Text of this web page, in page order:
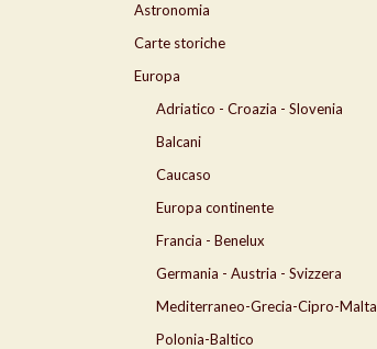
Astronomia
Carte storiche
Europa
Adriatico - Croazia - Slovenia
Balcani
Caucaso
Europa continente
Francia - Benelux
Germania - Austria - Svizzera
Mediterraneo-Grecia-Cipro-Malta
Polonia-Baltico